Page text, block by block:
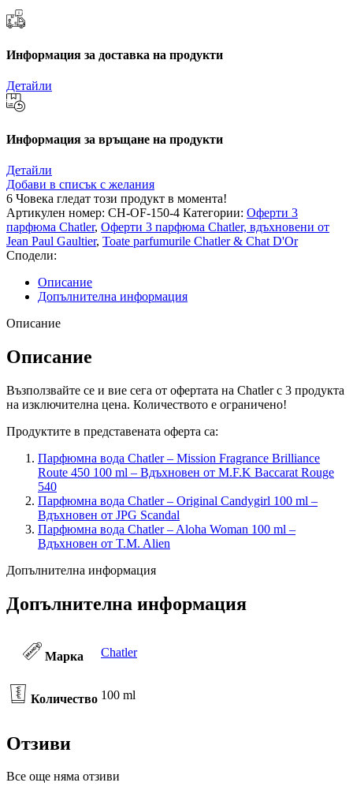
Информация за доставка на продукти
Детайли
Информация за връщане на продукти
Детайли
Добави в списък с желания
6 Човека гледат този продукт в момента!
Артикулен номер: CH-OF-150-4 Категории: Оферти 3
парфюма Chatler, Оферти 3 парфюма Chatler, вдъхновени от
Jean Paul Gaultier, Toate parfumurile Chatler & Chat D'Or
Сподели:
Описание
Допълнителна информация
Описание
Описание
Възползвайте се и вие сега от офертата на Chatler с 3 продукта
на изключителна цена. Количеството е ограничено!
Продуктите в представената оферта са:
Парфюмна вода Chatler – Mission Fragrance Brilliance
Route 450 100 ml – Вдъхновен от M.F.K Baccarat Rouge
540
Парфюмна вода Chatler – Original Candygirl 100 ml –
Вдъхновен от JPG Scandal
Парфюмна вода Chatler – Aloha Woman 100 ml –
Вдъхновен от T.M. Alien
Допълнителна информация
Допълнителна информация
Марка Chatler
Количество 100 ml
Отзиви
Все още няма отзиви